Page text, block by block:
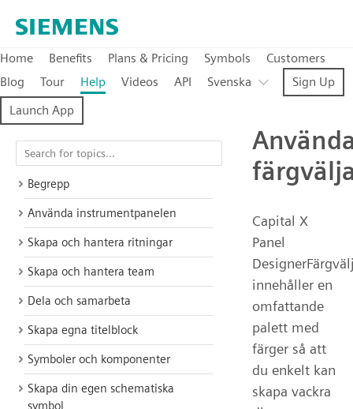
Home Benefits Plans & Pricing Symbols
Customers
Blog
Tour Help Videos API Svenska
Sign Up
Launch App
Begrepp
Använda instrumentpanelen
Skapa och hantera ritningar
Skapa och hantera team
Dela och samarbeta
Skapa egna titelblock
Symboler och komponenter
Skapa din egen schematiska
symbol
Capital X
Panel
innehåller en
omfattande
palett med
färger så att
du enkelt kan
skapa vackra